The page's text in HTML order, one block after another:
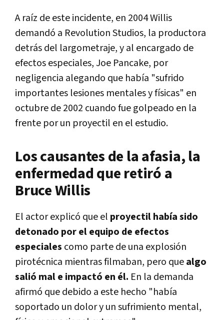
A raíz de este incidente, en 2004 Willis
demandó a Revolution Studios, la productora
detrás del largometraje, y al encargado de
efectos especiales, Joe Pancake, por
negligencia alegando que había "sufrido
importantes lesiones mentales y físicas" en
octubre de 2002 cuando fue golpeado en la
frente por un proyectil en el estudio.
Los causantes de la afasia, la
enfermedad que retiró a
Bruce Willis
El actor explicó que el proyectil había sido
detonado por el equipo de efectos
especiales como parte de una explosión
pirotécnica mientras filmaban, pero quealgo
salió mal e impactó en él. En la demanda
afirmó que debido a este hecho "había
soportado un dolor y un sufrimiento mental,